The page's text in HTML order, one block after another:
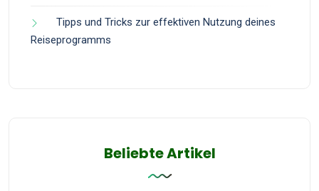
Tipps und Tricks zur effektiven Nutzung deines
Reiseprogramms
Beliebte Artikel